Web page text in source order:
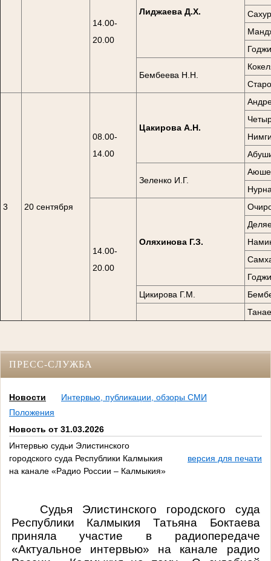
14.00-
20.00
Лиджаева Д.Х.
Бембеева Н.Н.
3 20 сентября
08.00-
14.00
Цакирова А.Н.
Зеленко И.Г.
14.00-
20.00
Оляхинова Г.З.
Цикирова Г.М.
ПРЕСС-СЛУЖБА
Новости
Интервью, публикации, обзоры СМИ
Положения
Новость от 31.03.2026
Интервью судьи Элистинского
городского суда Республики Калмыкия
на канале «Радио России – Калмыкия»
версия для печати
Судья Элистинского городского суда
Республики Калмыкия Татьяна Боктаева
приняла участие в радиопередаче
«Актуальное интервью» на канале радио